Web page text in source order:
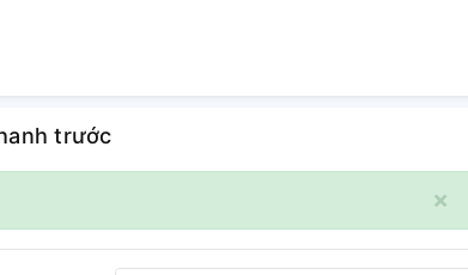
trước
×